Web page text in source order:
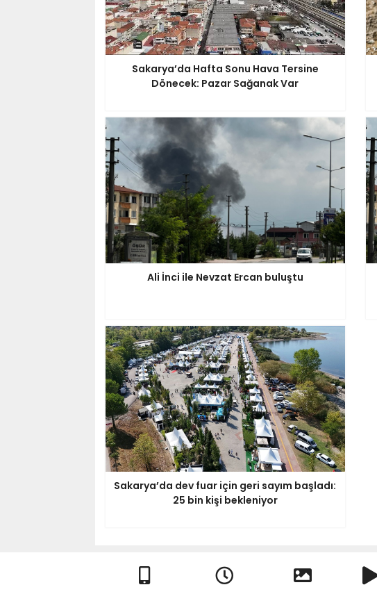
Sakarya’da Hafta Sonu Hava Tersine
Dönecek: Pazar Sağanak Var
Ali İnci ile Nevzat Ercan buluştu
Sakarya’da dev fuar için geri sayım başladı:
25 bin kişi bekleniyor